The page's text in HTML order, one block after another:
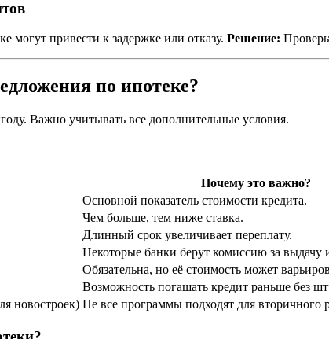
могут привести к задержке или отказу. Решение:
по ипотеке?
Важно учитывать все дополнительные условия.
Почему это важно?
Основной показатель стоимости кредита.
Чем больше, тем ниже ставка.
Длинный срок увеличивает переплату.
Некоторые банки берут комиссию за выдачу
Обязательна, но её стоимость может
Возможность погашать кредит раньше без
новостроек) Не все программы подходят для вторичного